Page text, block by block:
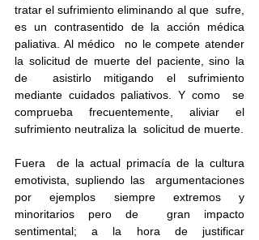
tratar el sufrimiento eliminando al que  sufre,
es un contrasentido de la acción médica
paliativa. Al médico  no le compete atender
la solicitud de muerte del paciente, sino la
de  asistirlo mitigando el sufrimiento
mediante cuidados paliativos. Y como  se
comprueba frecuentemente, aliviar el
sufrimiento neutraliza la  solicitud de muerte.
Fuera  de la actual primacía de la cultura
emotivista, supliendo las  argumentaciones
por ejemplos siempre extremos y
minoritarios pero de  gran impacto
sentimental; a la hora de justificar